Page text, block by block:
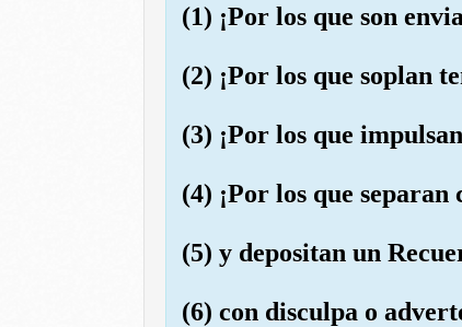
(1) ¡Por los que son
(2) ¡Por los que soplan
(3) ¡Por los que
(4) ¡Por los que
(5) y depositan un
(6) con disculpa o